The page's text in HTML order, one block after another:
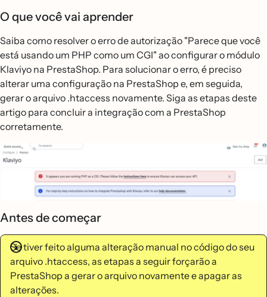
O que você vai aprender
Saiba como resolver o erro de autorização "Parece que você
está usando um PHP como um CGI" ao configurar o módulo
Klaviyo na PrestaShop. Para solucionar o erro, é preciso
alterar uma configuração na PrestaShop e, em seguida,
gerar o arquivo .htaccess novamente. Siga as etapas deste
artigo para concluir a integração com a PrestaShop
corretamente.
Antes de começar
Se tiver feito alguma alteração manual no código do seu
arquivo .htaccess, as etapas a seguir forçarão a
PrestaShop a gerar o arquivo novamente e apagar as
alterações.